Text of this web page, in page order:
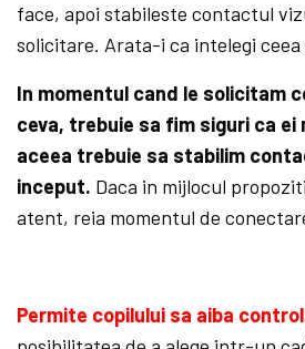
face, apoi stabileste contactul
solicitare. Arata-i ca intelegi ceea
In momentul cand le solicitam
ceva, trebuie sa fim siguri ca ei
aceea trebuie sa stabilim
inceput. Daca in mijlocul
atent, reia momentul de
Permite copilului sa aiba